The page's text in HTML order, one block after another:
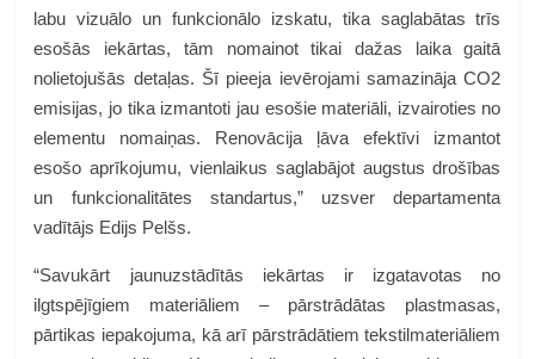
labu vizuālo un funkcionālo izskatu, tika saglabātas trīs
esošās iekārtas, tām nomainot tikai dažas laika gaitā
nolietojušās detaļas. Šī pieeja ievērojami samazināja CO2
emisijas, jo tika izmantoti jau esošie materiāli, izvairoties no
elementu nomaiņas. Renovācija ļāva efektīvi izmantot
esošo aprīkojumu, vienlaikus saglabājot augstus drošības
un funkcionalitātes standartus,” uzsver departamenta
vadītājs Edijs Pelšs.
“Savukārt jaunuzstādītās iekārtas ir izgatavotas no
ilgtspējīgiem materiāliem – pārstrādātas plastmasas,
pārtikas iepakojuma, kā arī pārstrādātiem tekstilmateriāliem